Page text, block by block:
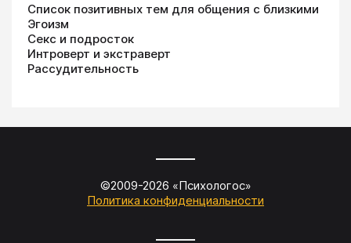
Список позитивных тем для общения с близкими
Эгоизм
Секс и подросток
Интроверт и экстраверт
Рассудительность
©2009-2026 «Психологос»
Политика конфиденциальности